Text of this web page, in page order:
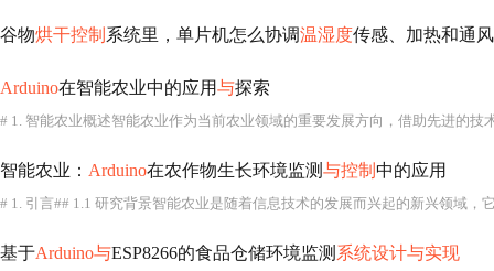
谷物烘干控制 系统里，单片机怎么协调温湿度传感、加热和通
Arduino在智能农业中的应用与探索
智能农业： Arduino在农作物生长环境监测与控制 中的应用
基于Arduino与ESP8266的食品仓储环境监测 系统设计与实现